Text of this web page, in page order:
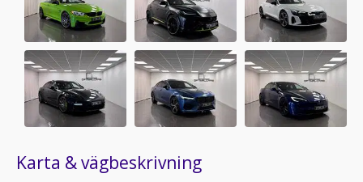
Karta & vägbeskrivning